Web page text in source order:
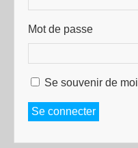
Mot de passe
Se souvenir de moi
Se connecter